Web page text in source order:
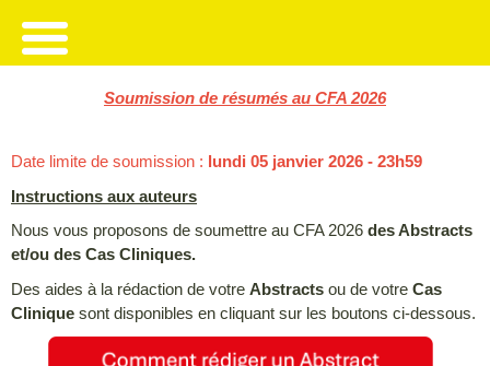
Soumission de résumés au CFA 2026
Date limite de soumission :
lundi 05 janvier 2026 - 23h59
Instructions aux auteurs
Nous vous proposons de soumettre au CFA 2026 des Abstracts
et/ou des Cas Cliniques.
Des aides à la rédaction de votre Abstracts ou de votre Cas
Clinique sont disponibles en cliquant sur les boutons ci-dessous.